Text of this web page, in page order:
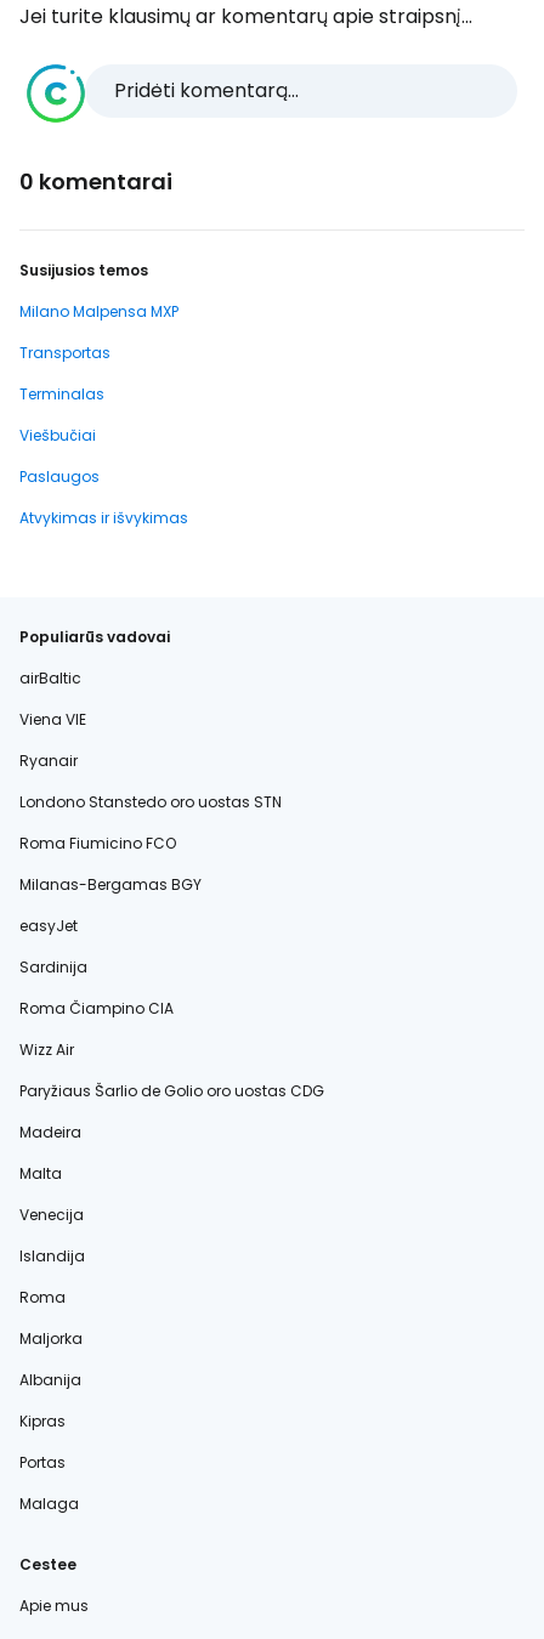
Jei turite klausimų ar komentarų apie straipsnį...
Pridėti komentarą...
0 komentarai
Susijusios temos
Milano Malpensa MXP
Transportas
Terminalas
Viešbučiai
Paslaugos
Atvykimas ir išvykimas
Populiarūs vadovai
airBaltic
Viena VIE
Ryanair
Londono Stanstedo oro uostas STN
Roma Fiumicino FCO
Milanas-Bergamas BGY
easyJet
Sardinija
Roma Čiampino CIA
Wizz Air
Paryžiaus Šarlio de Golio oro uostas CDG
Madeira
Malta
Venecija
Islandija
Roma
Maljorka
Albanija
Kipras
Portas
Malaga
Cestee
Apie mus